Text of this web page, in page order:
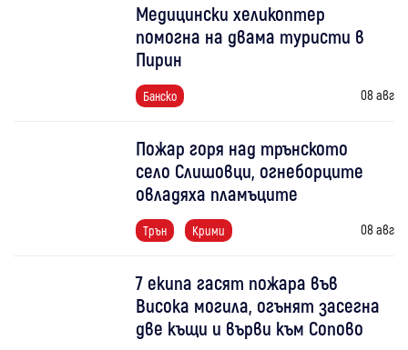
Медицински хеликоптер
помогна на двама туристи в
Пирин
Банско 08 авг
Пожар горя над трънското
село Слишовци, огнеборците
овладяха пламъците
Трън Крими 08 авг
7 екипа гасят пожара във
Висока могила, огънят засегна
две къщи и върви към Сопово